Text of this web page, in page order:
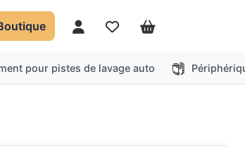
Mon compte
FavorisPanier
pour pistes de lavage auto